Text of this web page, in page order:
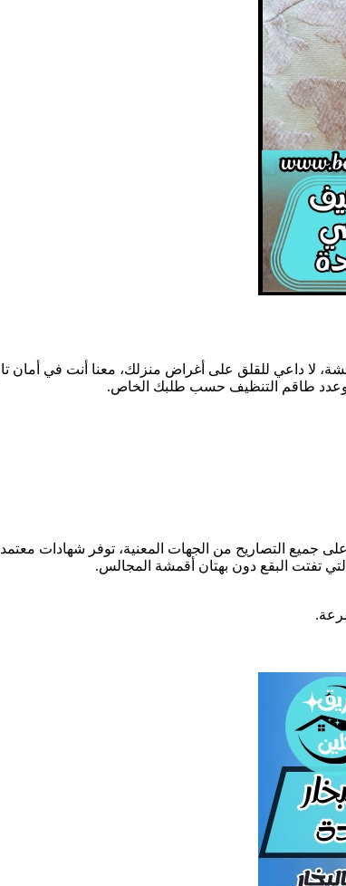
داعي للقلق على أغراض منزلك، معنا أنت في أمان تام،
نوع وعدد طاقم التنظيف حسب طلبك الخاص.
جميع التصاريح من الجهات المعنية، توفر شهادات
تفتت البقع دون بهتان أقمشة المجالس.